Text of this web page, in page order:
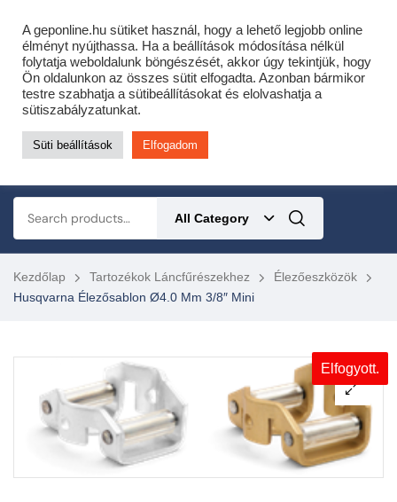
Cofidis expressz online áruhitel 0 % THM-el 10 hónapra!
Most minden akciós HQ láncfűrészhez ajándékba adunk egy fűrészláncot!
Részletek ide kattintva!
KERTÉSZETI – ERDÉSZETI – ÉPÍTŐIPARI GÉP WEBSHOP
All Category
Kezdőlap Tartozékok Láncfűrészekhez
Élezőeszközök
Husqvarna Élezősablon Ø4.0 Mm 3/8″ Mini
Elfogyott.
A geponline.hu sütiket használ, hogy a lehető legjobb online
élményt nyújthassa. Ha a beállítások módosítása nélkül
folytatja weboldalunk böngészését, akkor úgy tekintjük, hogy
Ön oldalunkon az összes sütit elfogadta. Azonban bármikor
testre szabhatja a sütibeállításokat és elolvashatja a
sütiszabályzatunkat.
Süti beállítások Elfogadom